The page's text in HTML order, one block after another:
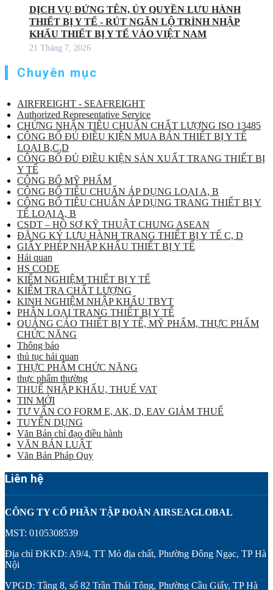
DỊCH VỤ ĐỨNG TÊN, ỦY QUYỀN LƯU HÀNH
THIẾT BỊ Y TẾ - RÚT NGẮN LỘ TRÌNH NHẬP
KHẨU THIẾT BỊ Y TẾ VÀO VIỆT NAM
21 Tháng 7, 2026
Chuyên mục
AIRFREIGHT - SEAFREIGHT
Authorized Representative Service
CHỨNG NHẬN TIÊU CHUẨN CHẤT LƯỢNG ISO 13485
CÔNG BỐ ĐỦ ĐIỀU KIỆN MUA BÁN THIẾT BỊ Y TẾ
LOẠI B,C,D
CÔNG BỐ ĐỦ ĐIỀU KIỆN SẢN XUẤT TRANG THIẾT BỊ
Y TẾ
CÔNG BỐ MỸ PHẨM
CÔNG BỐ TIÊU CHUẨN ÁP DỤNG LOẠI A, B
CÔNG BỐ TIÊU CHUẨN ÁP DỤNG TRANG THIẾT BỊ Y
TẾ LOẠI A, B
CSDT – HỒ SƠ KỸ THUẬT CHUNG ASEAN
ĐĂNG KÝ LƯU HÀNH TRANG THIẾT BỊ Y TẾ C, D
GIẤY PHÉP NHẬP KHẨU THIẾT BỊ Y TẾ
Hải quan
HS CODE
KIỂM NGHIỆM THIẾT BỊ Y TẾ
KIỂM TRA CHẤT LƯỢNG
KINH NGHIỆM NHẬP KHẨU TBYT
PHÂN LOẠI TRANG THIẾT BỊ Y TẾ
QUẢNG CÁO THIẾT BỊ Y TẾ, MỸ PHẨM, THỰC PHẨM
CHỨC NĂNG
Thông báo
thủ tục hải quan
THỰC PHẨM CHỨC NĂNG
thực phẩm thường
THUẾ NHẬP KHẨU, THUẾ VAT
TIN MỚI
TƯ VẤN CO FORM E, AK, D, EAV GIẢM THUẾ
TUYỂN DỤNG
Văn Bản chỉ đạo điều hành
VĂN BẢN LUẬT
Văn Bản Pháp Quy
Liên hệ
CÔNG TY CỔ PHẦN TẬP ĐOÀN AIRSEAGLOBAL
MST: 0105308539
Địa chỉ ĐKKD: A9/4, TT Mỏ địa chất, Phường Đông Ngạc, TP Hà
Nội
VPGD: Tầng 8, số 82 Trần Thái Tông, Phường Cầu Giấy, TP Hà